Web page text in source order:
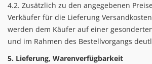
4.2. Zusätzlich zu den angegebenen
Verkäufer für die Lieferung
werden dem Käufer auf einer
und im Rahmen des Bestellvorgangs
5. Lieferung, Warenverfügbarkeit